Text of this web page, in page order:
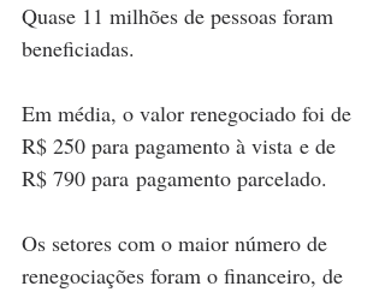
Quase 11 milhões de pessoas foram
beneficiadas.
Em média, o valor renegociado foi de
R$ 250 para pagamento à vista e de
R$ 790 para pagamento parcelado.
Os setores com o maior número de
renegociações foram o financeiro, de